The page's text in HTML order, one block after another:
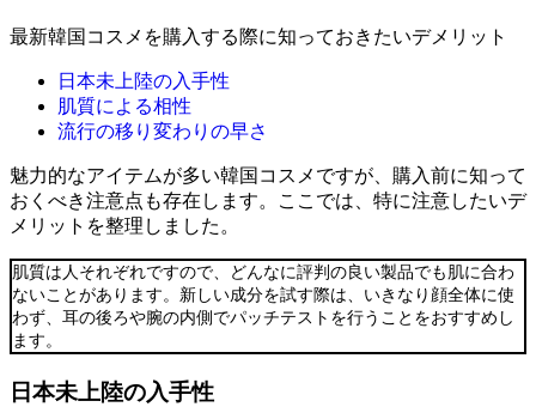
最新韓国コスメを購入する際に知っておきたいデメリット
日本未上陸の入手性
肌質による相性
流行の移り変わりの早さ
魅力的なアイテムが多い韓国コスメですが、購入前に知って
おくべき注意点も存在します。ここでは、特に注意したいデ
メリットを整理しました。
肌質は人それぞれですので、どんなに評判の良い製品でも肌に合わ
ないことがあります。新しい成分を試す際は、いきなり顔全体に使
わず、耳の後ろや腕の内側でパッチテストを行うことをおすすめし
ます。
日本未上陸の入手性